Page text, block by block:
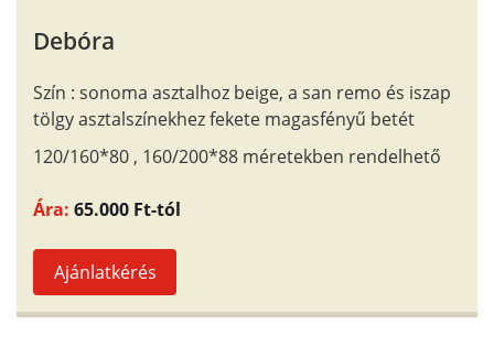
Debóra
Szín : sonoma asztalhoz beige, a san remo és iszap
tölgy asztalszínekhez fekete magasfényű betét
120/160*80 , 160/200*88 méretekben rendelhető
Ára: 65.000 Ft-tól
Ajánlatkérés